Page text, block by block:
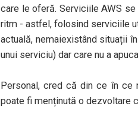
care le oferă. Serviciile AWS
ritm - astfel, folosind serviciile
actuală, nemaiexistând situații
unui serviciu) dar care nu a
Personal, cred că din ce în
poate fi menținută o dezvoltare